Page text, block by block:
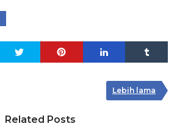
Lebih lama
Related Posts